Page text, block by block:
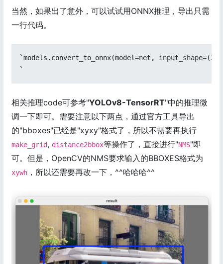
当然，如果出了意外，可以试试用ONNX推理，导出只需
一行代码。
`models.convert_to_onnx(model=net,
`
相关推理code可参考"YOLOv8-TensorRT"中的推理微
调一下即可。需要注意以下两点，通过官方工具导出
的"bboxes"已经是"xyxy"格式了，所以不需要再执行
make_grid, distance2bbox等操作了，直接进行"NMS"即
可。但是，OpenCV的NMS要求输入的BBOXES格式为
xywh ，所以还需要再改一下，^^哈哈哈^^